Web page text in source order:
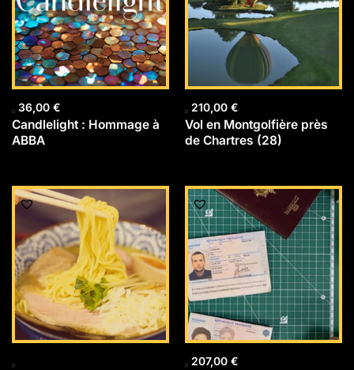
36,00 €
Candlelight : Hommage à
ABBA
210,00 €
Vol en Montgolfière près
de Chartres (28)
207,00 €